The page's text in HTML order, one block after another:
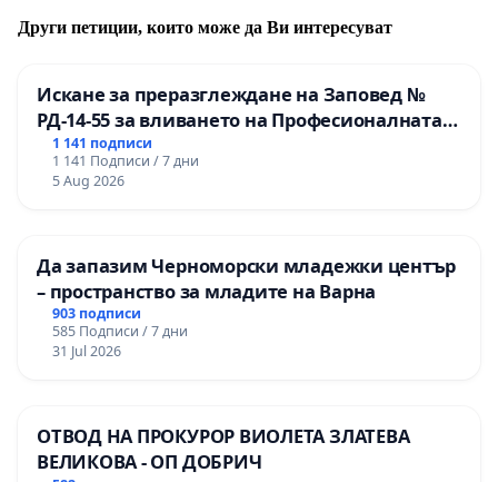
Други петиции, които може да Ви интересуват
Искане за преразглеждане на Заповед №
РД-14-55 за вливането на Професионалната
гимназия по промишлени технологии в
Професионалната гимназия по икономика и
мениджмънт – гр. Пазарджик
1 141 подписи
1 141 Подписи / 7 дни
5 Aug 2026
Да запазим Черноморски младежки център
– пространство за младите на Варна
903 подписи
585 Подписи / 7 дни
31 Jul 2026
ОТВОД НА ПРОКУРОР ВИОЛЕТА ЗЛАТЕВА
ВЕЛИКОВА - ОП ДОБРИЧ